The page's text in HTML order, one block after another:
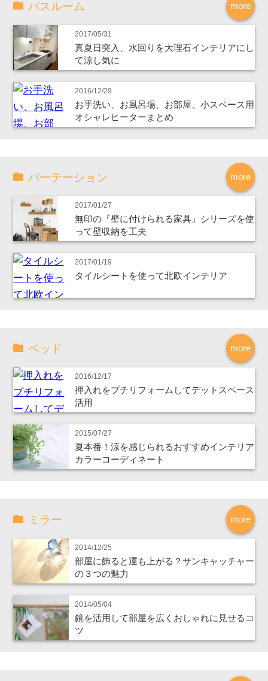
more
バスルーム
2017/05/31
真夏日突入、水回りを大理石インテリアにし
て涼し気に
2016/12/29
お手洗い、お風呂場、お部屋、小スペース用
オシャレヒーターまとめ
more
パーテーション
2017/01/27
無印の『壁に付けられる家具』シリーズを使
って壁収納を工夫
2017/01/19
タイルシートを使って北欧インテリア
more
ベッド
2016/12/17
押入れをプチリフォームしてデットスペース
活用
2015/07/27
夏本番！涼を感じられるおすすめインテリア
カラーコーディネート
more
ミラー
2014/12/25
部屋に飾ると運も上がる？サンキャッチャー
の３つの魅力
2014/05/04
鏡を活用して部屋を広くおしゃれに見せるコ
ツ